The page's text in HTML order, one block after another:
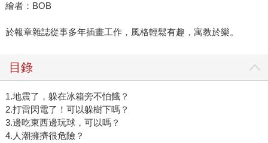
繪者：BOB
於報章雜誌從事多年插畫工作，風格輕鬆有趣，寓教於樂。
目錄
1.地震了，躲在冰箱旁不怕餓？
2.打雷閃電了！可以躲樹下嗎？
3.邊吃東西邊玩球，可以嗎？
4.人潮擁擠很危險？